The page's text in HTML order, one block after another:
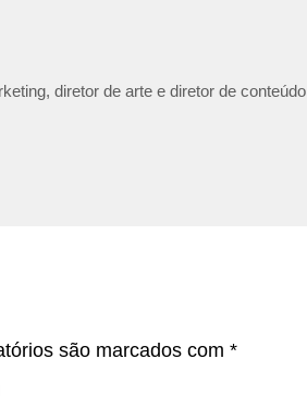
diretor de arte e diretor de conteúdo
são marcados com *